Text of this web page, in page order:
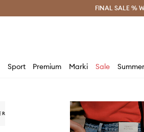
Oszczędzaj z Answear
FINAL SALE %
Sport Premium Marki Sale